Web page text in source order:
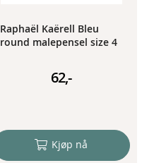
Raphaël Kaërell Bleu
round malepensel size 4
62,-
Kjøp nå